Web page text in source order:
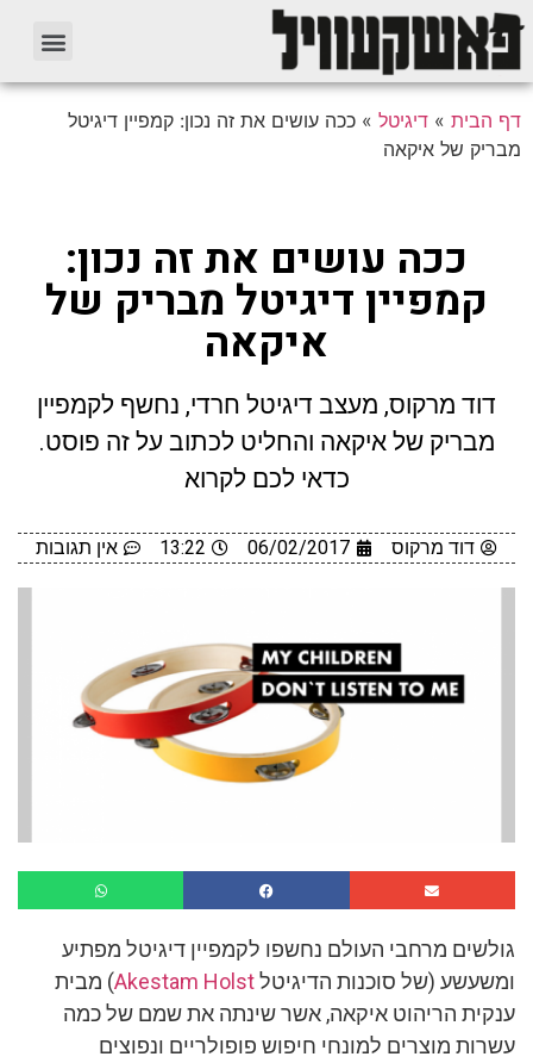
דף הבית » דיגיטל » ככה עושים את זה נכון: קמפיין דיגיטל
מבריק של איקאה
ככה עושים את זה נכון:
קמפיין דיגיטל מבריק של
איקאה
דוד מרקוס, מעצב דיגיטל חרדי, נחשף לקמפיין
מבריק של איקאה והחליט לכתוב על זה פוסט.
כדאי לכם לקרוא
דוד מרקוס 06/02/2017
13:22 אין תגובות
גולשים מרחבי העולם נחשפו לקמפיין דיגיטל מפתיע
ומשעשע (של סוכנות הדיגיטלAkestam Holst) מבית
ענקית הריהוט איקאה, אשר שינתה את שמם של כמה
עשרות מוצרים למונחי חיפוש פופולריים ונפוצים